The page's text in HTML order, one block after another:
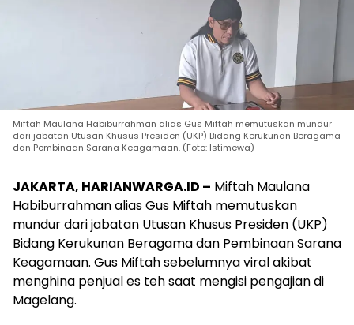
Miftah Maulana Habiburrahman alias Gus Miftah memutuskan mundur
dari jabatan Utusan Khusus Presiden (UKP) Bidang Kerukunan Beragama
dan Pembinaan Sarana Keagamaan. (Foto: Istimewa)
JAKARTA, HARIANWARGA.ID – Miftah Maulana
Habiburrahman alias Gus Miftah memutuskan
mundur dari jabatan Utusan Khusus Presiden (UKP)
Bidang Kerukunan Beragama dan Pembinaan Sarana
Keagamaan. Gus Miftah sebelumnya viral akibat
menghina penjual es teh saat mengisi pengajian di
Magelang.